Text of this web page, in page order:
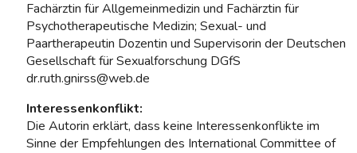
Fachärztin für Allgemeinmedizin und Fachärztin für
Psychotherapeutische Medizin; Sexual- und
Paartherapeutin Dozentin und Supervisorin der Deutschen
Gesellschaft für Sexualforschung DGfS
dr.ruth.gnirss@web.de
Interessenkonflikt:
Die Autorin erklärt, dass keine Interessenkonflikte im
Sinne der Empfehlungen des International Committee of